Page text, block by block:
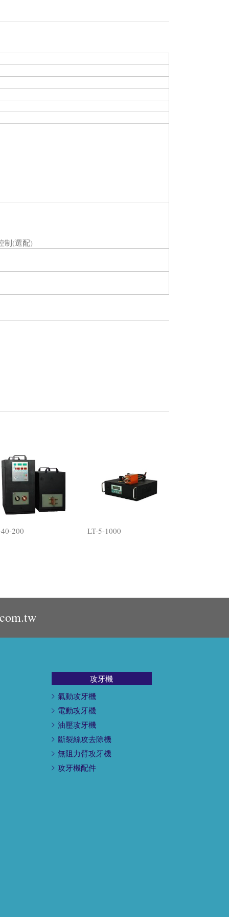
制(選配)
200 LT-5-1000
攻牙機
氣動攻牙機
電動攻牙機
油壓攻牙機
斷裂絲攻去除機
無阻力臂攻牙機
攻牙機配件